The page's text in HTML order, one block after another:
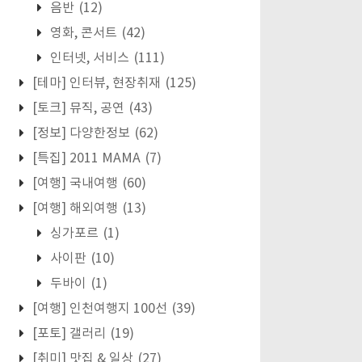
음반 (12)
영화, 콘서트 (42)
인터넷, 서비스 (111)
[테마] 인터뷰, 현장취재 (125)
[토크] 뮤직, 공연 (43)
[정보] 다양한정보 (62)
[특집] 2011 MAMA (7)
[여행] 국내여행 (60)
[여행] 해외여행 (13)
싱가포르 (1)
사이판 (10)
두바이
(1)
[여행] 인천여행지 100선 (39)
[포토] 갤러리
(19)
[취미] 맛집 & 일상 (27)